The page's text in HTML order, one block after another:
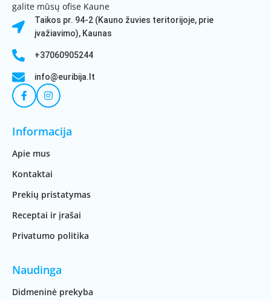
galite mūsų ofise Kaune
Taikos pr. 94-2 (Kauno žuvies teritorijoje, prie
įvažiavimo), Kaunas
+37060905244
info@euribija.lt
Informacija
Apie mus
Kontaktai
Prekių pristatymas
Receptai ir įrašai
Privatumo politika
Naudinga
Didmeninė prekyba